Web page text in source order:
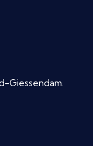
Giessendam.